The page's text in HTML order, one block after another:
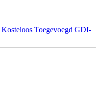
Kosteloos Toegevoegd GDI-